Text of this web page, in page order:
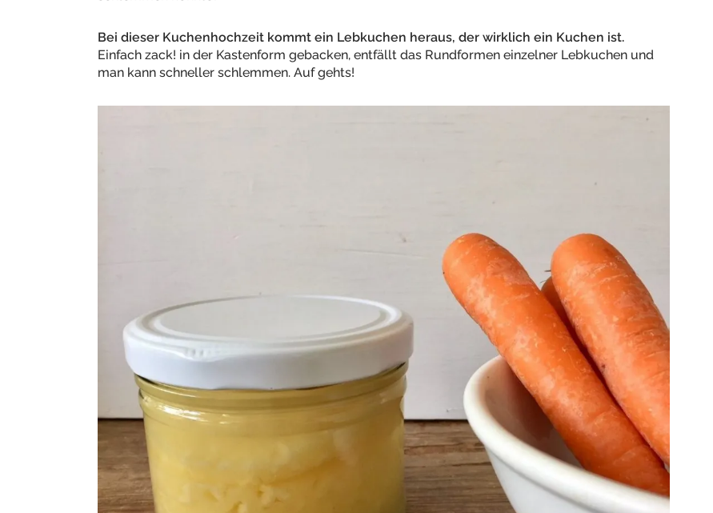
Bei dieser Kuchenhochzeit kommt ein Lebkuchen heraus, der wirklich ein Kuchen ist.
Einfach zack! in der Kastenform gebacken, entfällt das Rundformen einzelner Lebkuchen und
man kann schneller schlemmen. Auf gehts!